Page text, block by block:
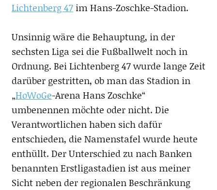
Lichtenberg 47im Hans-Zoschke-Stadion.
Unsinnig wäre die Behauptung, in der
sechsten Liga sei die Fußballwelt noch in
Ordnung. Bei Lichtenberg 47 wurde lange Zeit
darüber gestritten, ob man das Stadion in
„HoWoGe-Arena Hans Zoschke“
umbenennen möchte oder nicht. Die
Verantwortlichen haben sich dafür
entschieden, die Namenstafel wurde heute
enthüllt. Der Unterschied zu nach Banken
benannten Erstligastadien ist aus meiner
Sicht neben der regionalen Beschränkung